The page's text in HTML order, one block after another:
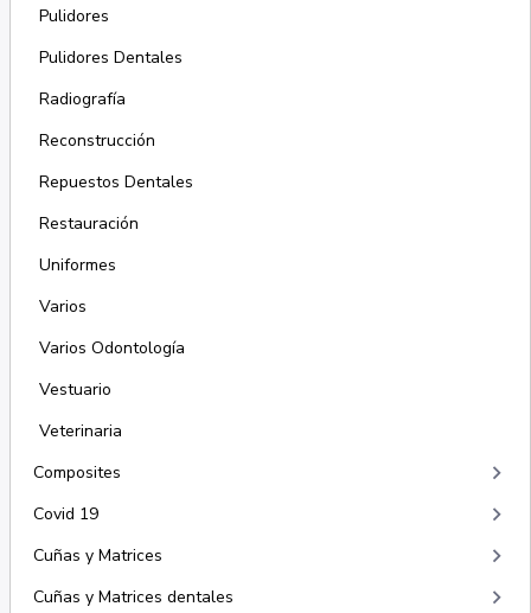
Pulidores
Pulidores Dentales
Radiografía
Reconstrucción
Repuestos Dentales
Restauración
Uniformes
Varios
Varios Odontología
Vestuario
Veterinaria
Composites
keyboard_arrow_right
Covid 19 keyboard_arrow_right
Cuñas y Matrices keyboard_arrow_right
Cuñas y Matrices dentales keyboard_arrow_right